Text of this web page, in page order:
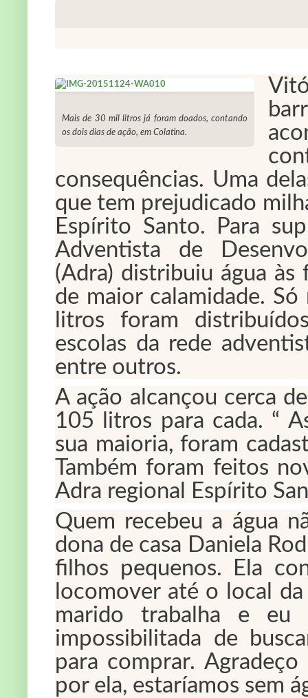
Mais de 30 mil litros já foram doados, contando
os dois dias de ação, em Colatina.
consequências. Uma
que tem prejudicado
Espírito Santo. Para
Adventista de
(Adra) distribuiu água às
de maior calamidade.
litros foram
escolas da rede
entre outros.
A ação alcançou cerca
105 litros para cada. “
sua maioria, foram
Também foram feitos
Adra regional Espírito
Quem recebeu a água
dona de casa Daniela
filhos pequenos. Ela
locomover até o local
marido trabalha e eu
impossibilitada de
para comprar.
por ela, estaríamos sem